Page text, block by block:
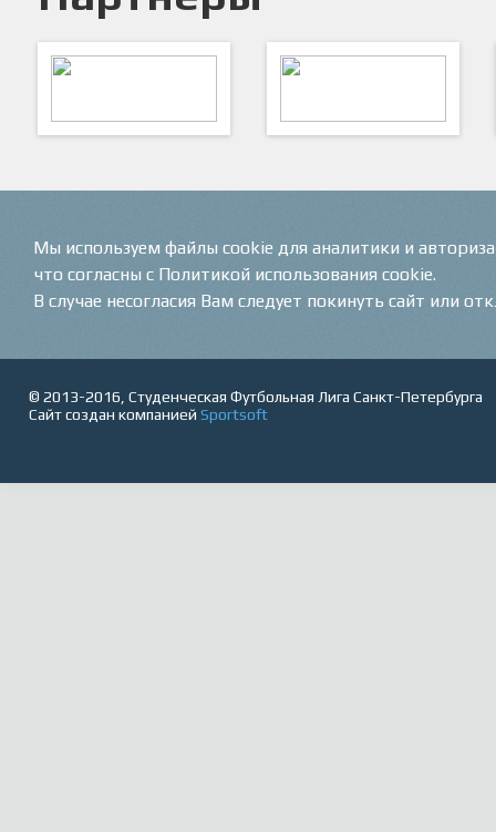
© 2013-2016, Студенческая Футбольная Лига Санкт-Петербурга
Сайт создан компанией Sportsoft
Мы используем файлы cookie для аналитики и
что согласны с Политикой использования cookie.
В случае несогласия Вам следует покинуть сайт или